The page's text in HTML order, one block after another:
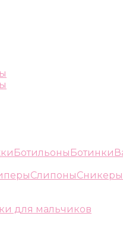
Ботильоны Ботинки
СлипоныСникеры
для мальчиков